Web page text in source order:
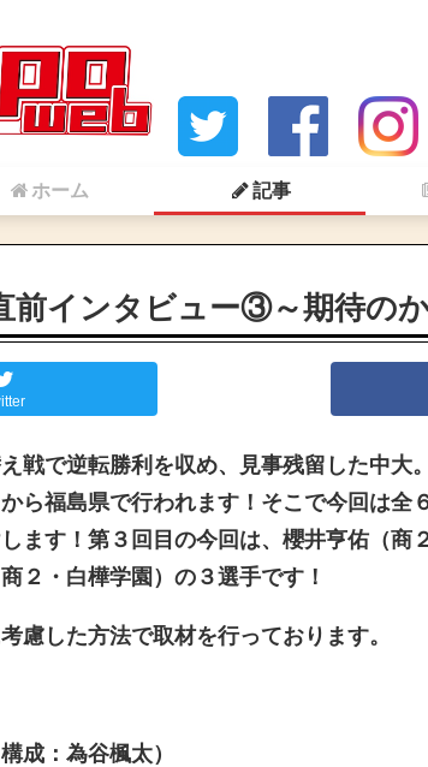
ホーム 記事
前インタビュー③～期待の
戦で逆転勝利を収め、見事残留した中大
ら福島県で行われます！そこで今回は全
ます！第３回目の今回は、櫻井亨佑（商
２・白樺学園）の３選手です！
慮した方法で取材を行っております。
成：為谷楓太）